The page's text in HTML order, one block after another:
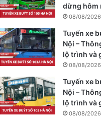
dừng hôm
08/08/2026
Tuyến xe
Nội –
lộ trình và
08/08/2026
Tuyến xe
Nội –
lộ trình và
08/08/2026